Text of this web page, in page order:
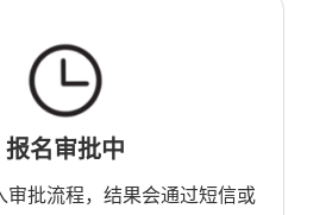
报名审批中
审批流程，结果会通过短信或